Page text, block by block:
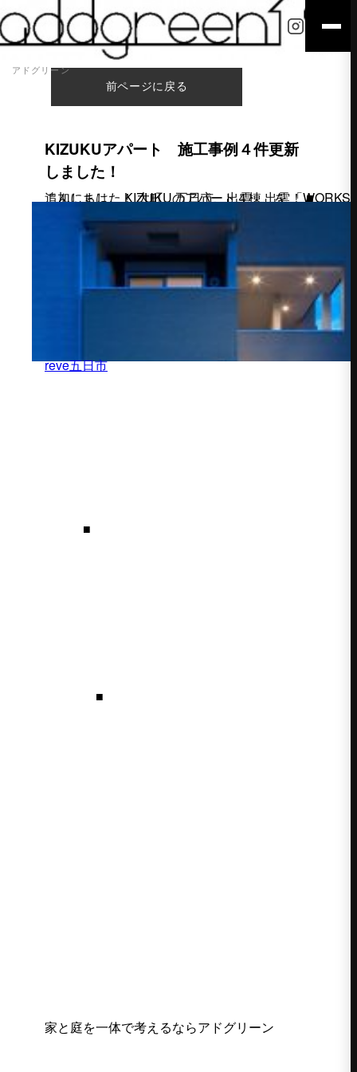
アドグリーン
前ページに戻る
KIZUKUアパート 施工事例４件更新
しました！
こんにちは。 KIZUKUのアパート４棟 を 「WORKS」に追加しました！ 大町、五日市、出雲、出雲！ ■
reve五日市
■
■
家と庭を一体で考えるならアドグリーン